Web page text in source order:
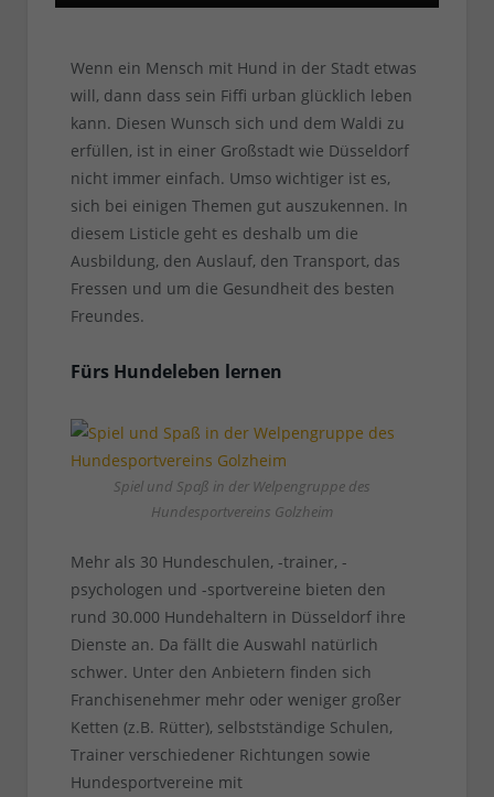
Wenn ein Mensch mit Hund in der Stadt etwas
will, dann dass sein Fiffi urban glücklich leben
kann. Diesen Wunsch sich und dem Waldi zu
erfüllen, ist in einer Großstadt wie Düsseldorf
nicht immer einfach. Umso wichtiger ist es,
sich bei einigen Themen gut auszukennen. In
diesem Listicle geht es deshalb um die
Ausbildung, den Auslauf, den Transport, das
Fressen und um die Gesundheit des besten
Freundes.
Fürs Hundeleben lernen
Spiel und Spaß in der Welpengruppe des
Hundesportvereins Golzheim
Mehr als 30 Hundeschulen, -trainer, -
psychologen und -sportvereine bieten den
rund 30.000 Hundehaltern in Düsseldorf ihre
Dienste an. Da fällt die Auswahl natürlich
schwer. Unter den Anbietern finden sich
Franchisenehmer mehr oder weniger großer
Ketten (z.B. Rütter), selbstständige Schulen,
Trainer verschiedener Richtungen sowie
Hundesportvereine mit